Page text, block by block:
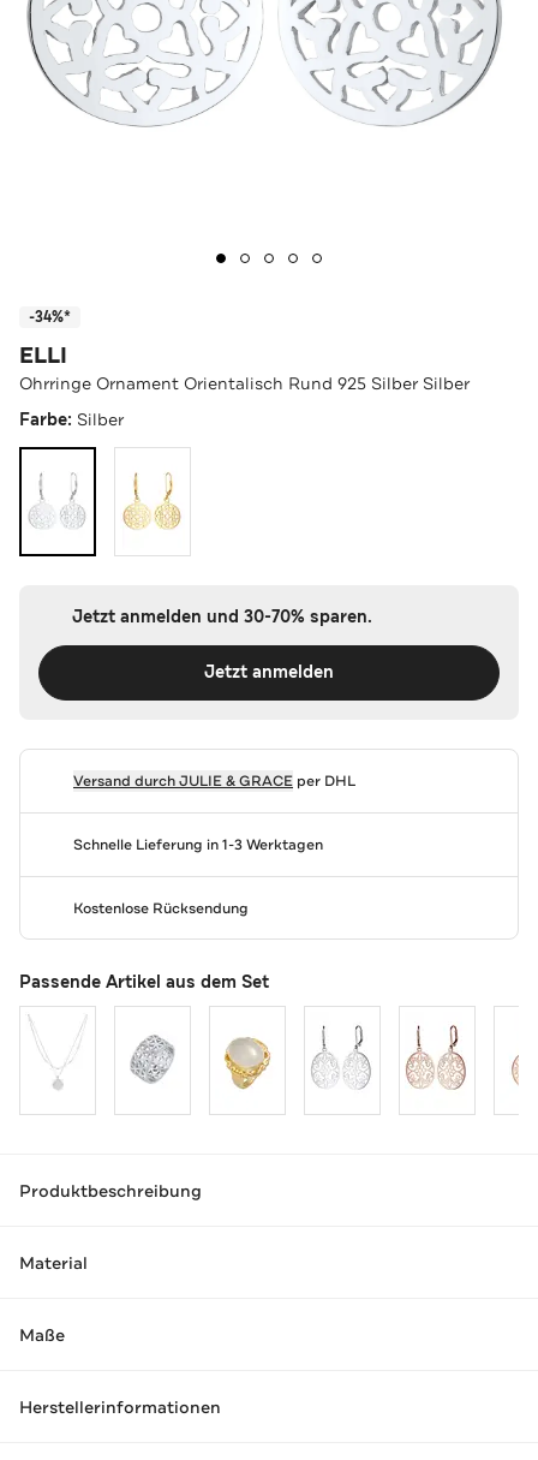
-34%*
ELLI
Ohrringe Ornament Orientalisch Rund 925 Silber Silber
Farbe: Silber
Jetzt anmelden und 30-70% sparen.
Jetzt anmelden
Versand durchJULIE & GRACEper DHL
Schnelle Lieferung in 1-3 Werktagen
Kostenlose Rücksendung
Passende Artikel aus dem Set
Produktbeschreibung
Material
Maße
Herstellerinformationen